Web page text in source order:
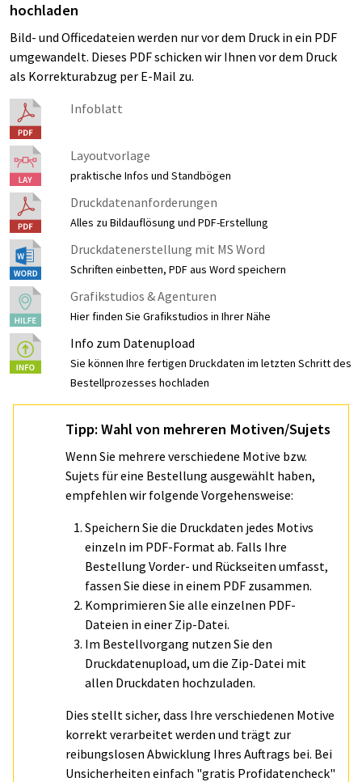
hochladen
Bild- und Officedateien werden nur vor dem Druck in ein PDF
umgewandelt. Dieses PDF schicken wir Ihnen vor dem Druck
als Korrekturabzug per E-Mail zu.
Infoblatt
Layoutvorlage
praktische Infos und Standbögen
Druckdatenanforderungen
Alles zu Bildauflösung und PDF-Erstellung
Druckdatenerstellung mit MS Word
Schriften einbetten, PDF aus Word speichern
Grafikstudios & Agenturen
Hier finden Sie Grafikstudios in Ihrer Nähe
Info zum Datenupload
Sie können Ihre fertigen Druckdaten im letzten Schritt des
Bestellprozesses hochladen
Tipp: Wahl von mehreren Motiven/Sujets
Wenn Sie mehrere verschiedene Motive bzw.
Sujets für eine Bestellung ausgewählt haben,
empfehlen wir folgende Vorgehensweise:
Speichern Sie die Druckdaten jedes Motivs
einzeln im PDF-Format ab. Falls Ihre
Bestellung Vorder- und Rückseiten umfasst,
fassen Sie diese in einem PDF zusammen.
Komprimieren Sie alle einzelnen PDF-
Dateien in einer Zip-Datei.
Im Bestellvorgang nutzen Sie den
Druckdatenupload, um die Zip-Datei mit
allen Druckdaten hochzuladen.
Dies stellt sicher, dass Ihre verschiedenen Motive
korrekt verarbeitet werden und trägt zur
reibungslosen Abwicklung Ihres Auftrags bei. Bei
Unsicherheiten einfach "gratis Profidatencheck"